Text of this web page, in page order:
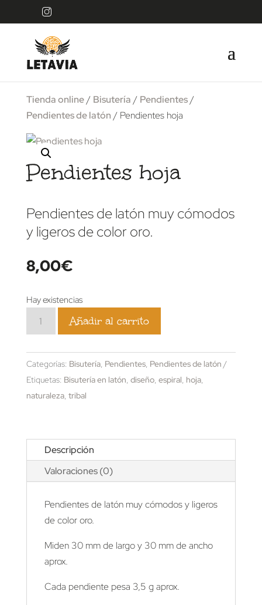
Tienda online/ Bisutería / Pendientes/
Pendientes de latón / Pendientes hoja
Pendientes hoja
Pendientes de latón muy cómodos
y ligeros de color oro.
8,00€
Hay existencias
Añadir al carrito
Categorías: Bisutería, Pendientes, Pendientes de latón
Etiquetas: Bisutería en latón, diseño, espiral, hoja,
naturaleza, tribal
Descripción
Valoraciones (0)
Pendientes de latón muy cómodos y ligeros
de color oro.
Miden 30 mm de largo y 30 mm de ancho
aprox.
Cada pendiente pesa 3,5 g aprox.